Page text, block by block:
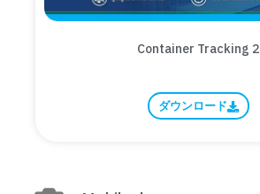
Container Tracking 2
ダウンロード